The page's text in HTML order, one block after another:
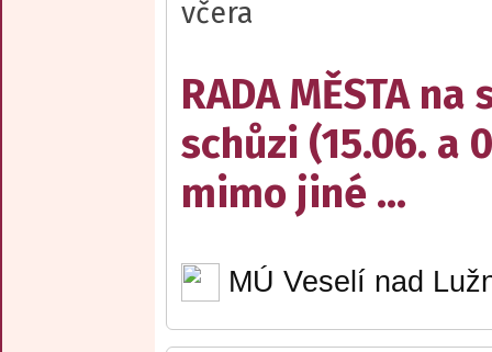
včera
RADA MĚSTA na
schůzi (15.06. a
mimo jiné ...
MÚ Veselí nad